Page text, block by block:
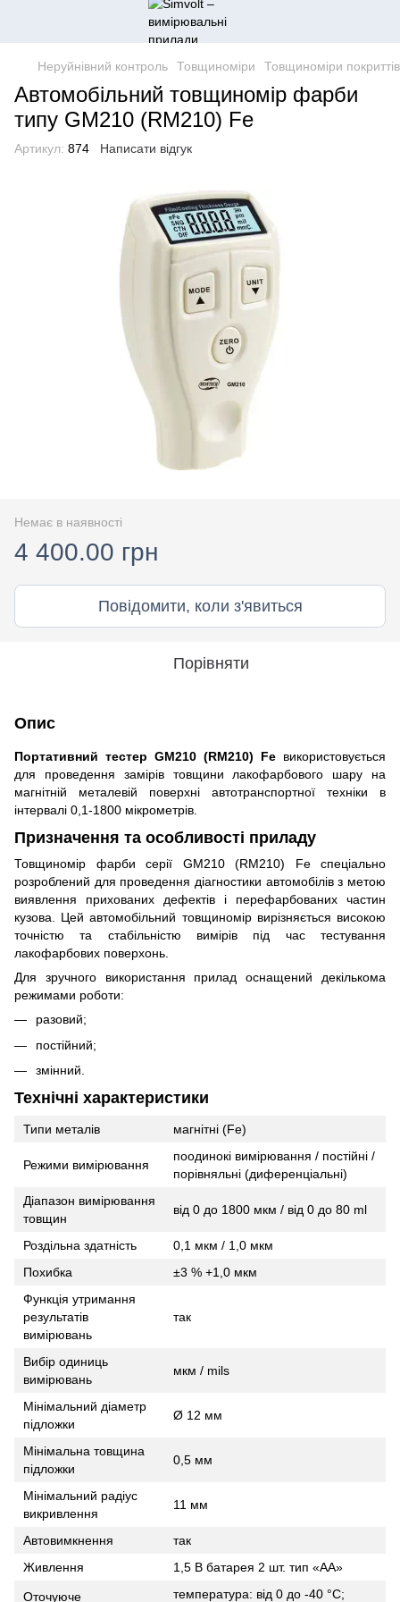
Неруйнівний контроль Товщиноміри Товщиноміри покриттів
Автомобільний товщиномір фарби
типу GM210 (RM210) Fe
Артикул: 874 Написати відгук
Немає в наявності
4 400.00 грн
Повідомити, коли з'явиться
Порівняти
Опис
Портативний тестер GM210 (RM210) Fe використовується
для проведення замірів товщини лакофарбового шару на
магнітній металевій поверхні автотранспортної техніки в
інтервалі 0,1-1800 мікрометрів.
Призначення та особливості приладу
Товщиномір фарби серії GM210 (RM210) Fe спеціально
розроблений для проведення діагностики автомобілів з метою
виявлення прихованих дефектів і перефарбованих частин
кузова. Цей автомобільний товщиномір вирізняється високою
точністю та стабільністю вимірів під час тестування
лакофарбових поверхонь.
Для зручного використання прилад оснащений декількома
режимами роботи:
разовий;
постійний;
змінний.
Технічні характеристики
Типи металів магнітні (Fe)
Режими вимірювання
поодинокі вимірювання / постійні /
порівняльні (диференціальні)
Діапазон вимірювання
товщин
від 0 до 1800 мкм / від 0 до 80 ml
Роздільна здатність
0,1 мкм / 1,0 мкм
Похибка
±3 % +1,0 мкм
Функція утримання
результатів
вимірювань
так
Вибір одиниць
вимірювань
мкм / mils
Мінімальний діаметр
підложки
Ø 12 мм
Мінімальна товщина
підложки
0,5 мм
Мінімальний радіус
викривлення
11 мм
Автовимкнення
так
Живлення
1,5 В батарея 2 шт. тип «АА»
Оточуюче температура: від 0 до -40 °С;